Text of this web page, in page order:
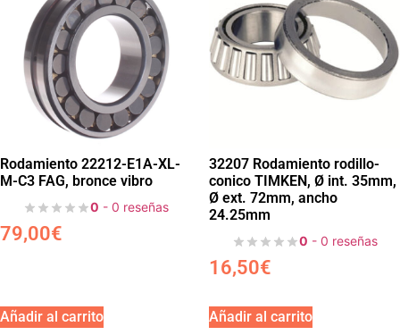
Rodamiento 22212-E1A-XL-
M-C3 FAG, bronce vibro
0 - 0 reseñas
79,00€
Añadir al carrito
32207 Rodamiento rodillo-
conico TIMKEN, Ø int. 35mm,
Ø ext. 72mm, ancho
24.25mm
0 - 0 reseñas
16,50€
Añadir al carrito